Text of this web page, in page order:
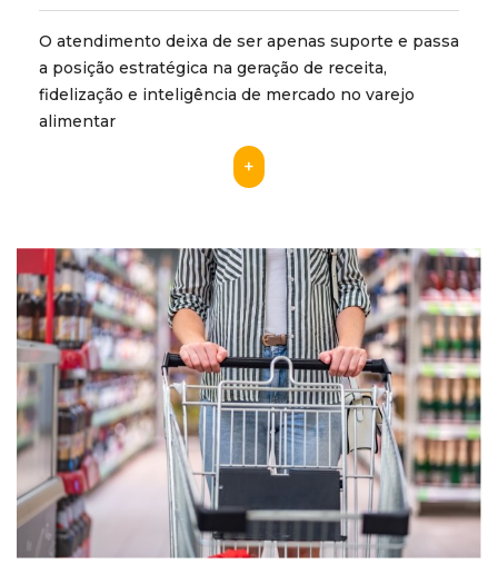
O atendimento deixa de ser apenas suporte e passa
a posição estratégica na geração de receita,
fidelização e inteligência de mercado no varejo
alimentar
+